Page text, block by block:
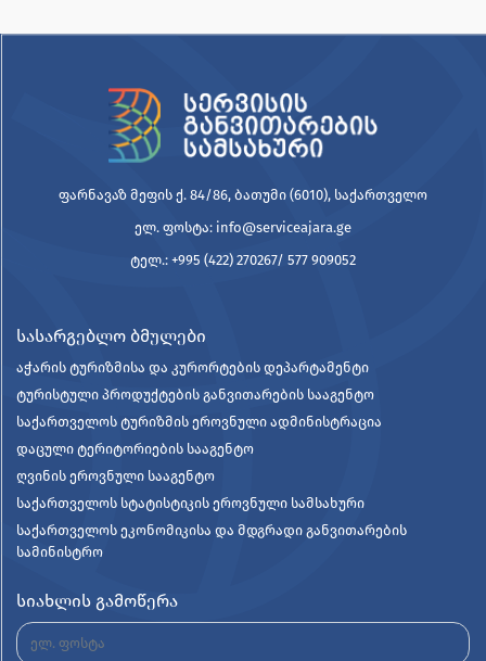
ფარნავაზ მეფის ქ. 84/86, ბათუმი (6010), საქართველო
ელ. ფოსტა: info@serviceajara.ge
ტელ.: +995 (422) 270267/ 577 909052
სასარგებლო ბმულები
აჭარის ტურიზმისა და კურორტების დეპარტამენტი
ტურისტული პროდუქტების განვითარების სააგენტო
საქართველოს ტურიზმის ეროვნული ადმინისტრაცია
დაცული ტერიტორიების სააგენტო
ღვინის ეროვნული სააგენტო
საქართველოს სტატისტიკის ეროვნული სამსახური
საქართველოს ეკონომიკისა და მდგრადი განვითარების
სამინისტრო
სიახლის გამოწერა